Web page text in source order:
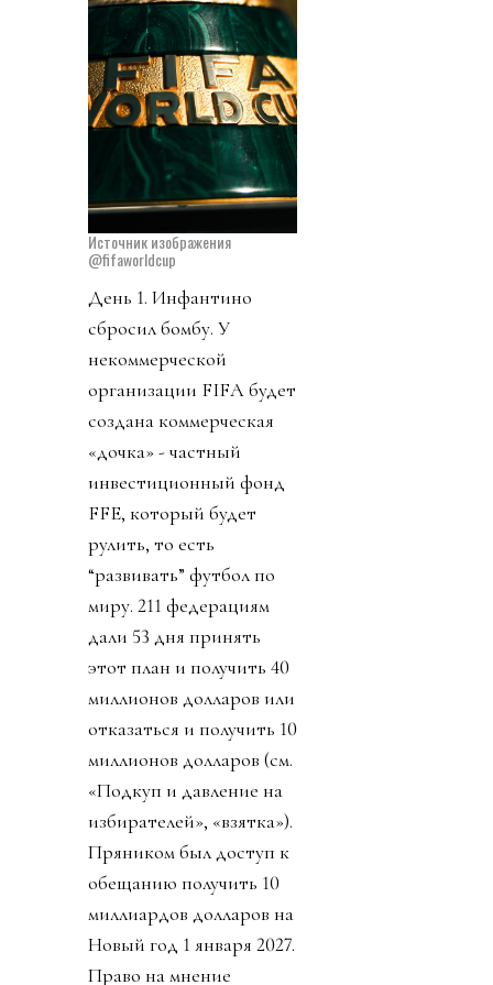
Источник изображения
@fifaworldcup
День 1. Инфантино
сбросил бомбу. У
некоммерческой
организации FIFA будет
создана коммерческая
«дочка» - частный
инвестиционный фонд
FFE, который будет
рулить, то есть
“развивать” футбол по
миру. 211 федерациям
дали 53 дня принять
этот план и получить 40
миллионов долларов или
отказаться и получить 10
миллионов долларов (см.
«Подкуп и давление на
избирателей», «взятка»).
Пряником был доступ к
обещанию получить 10
миллиардов долларов на
Новый год 1 января 2027.
Право на мнение